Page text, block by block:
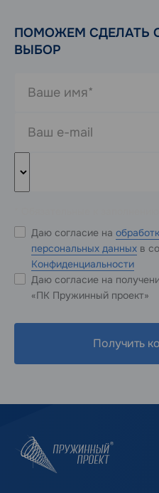
ПОМОЖЕМ СДЕЛАТЬ
ВЫБОР
Даю согласие на
персональных данных в
Конфиденциальности
Даю согласие на
«ПК Пружинный проект»
Получить